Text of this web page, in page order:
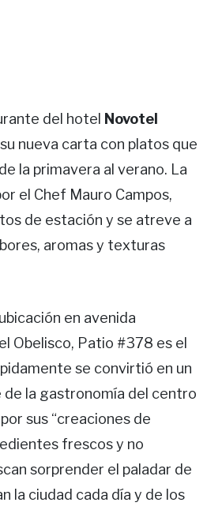
del hotel Novotel
su nueva carta con platos que
la primavera al verano. La
el Chef Mauro Campos,
de estación y se atreve a
aromas y texturas
en avenida
Obelisco, Patio #378 es el
se convirtió en un
la gastronomía del centro
sus “creaciones de
frescos y no
sorprender el paladar de
la ciudad cada día y de los